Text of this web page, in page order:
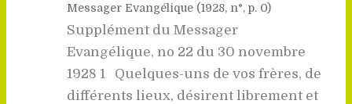
Messager Evangélique (1928, n°, p. 0)
Supplément du Messager
Evangélique, no 22 du 30 novembre
1928 1 Quelques-uns de vos frères, de
différents lieux, désirent librement et